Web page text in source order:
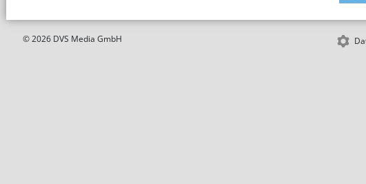
© 2026 DVS Media GmbH